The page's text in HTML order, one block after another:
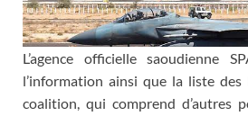
L’agence officielle saoudienne
l’information ainsi que la liste
coalition, qui comprend d’autres